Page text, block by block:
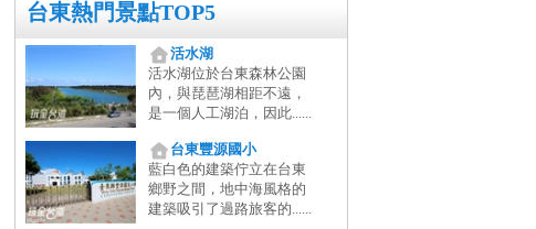
台東熱門景點TOP5
活水湖
活水湖位於台東森林公園
內，與琵琶湖相距不遠，
是一個人工湖泊，因此......
台東豐源國小
藍白色的建築佇立在台東
鄉野之間，地中海風格的
建築吸引了過路旅客的......